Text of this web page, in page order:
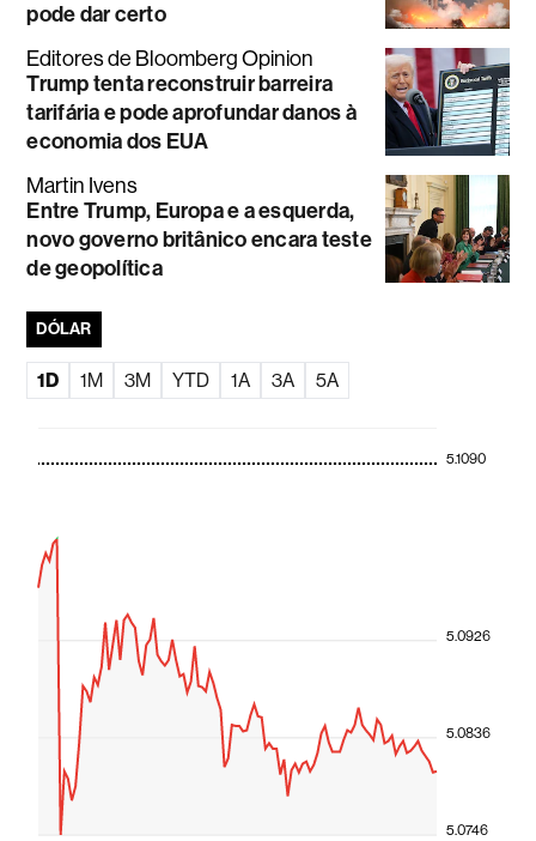
pode dar certo
Editores de Bloomberg Opinion
Trump tenta reconstruir barreira
tarifária e pode aprofundar danos à
economia dos EUA
Martin Ivens
Entre Trump, Europa e a esquerda,
novo governo britânico encara teste
de geopolítica
DÓLAR
1D 1M 3M YTD 1A 3A 5A
5.0746
5.0836
5.0926
5.1090